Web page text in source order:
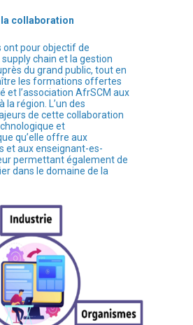
collaboration
ont pour objectif de
chain et la gestion
du grand public, tout en
les formations offertes
et l’association AfrSCM aux
la région. L’un des
de cette collaboration
et
qu’elle offre aux
et aux enseignant-es-
permettant également de
dans le domaine de la